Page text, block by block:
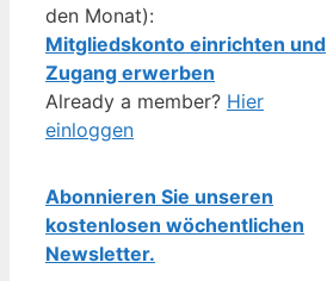
den Monat):
Mitgliedskonto einrichten und
Zugang erwerben
Already a member? Hier
einloggen
Abonnieren Sie unseren
kostenlosen wöchentlichen
Newsletter.